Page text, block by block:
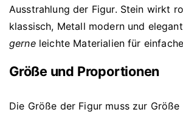
Ausstrahlung der Figur. Stein wirkt
klassisch, Metall modern und
gerneleichte Materialien für
Größe und Proportionen
Die Größe der Figur muss zur Größe